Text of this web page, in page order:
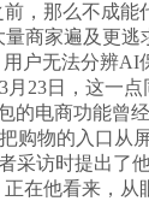
，那么不成能
商家遍及更
户无法分辨
23日，这一
的电商功能曾
购物的入口从
采访时提出了
在他看来，